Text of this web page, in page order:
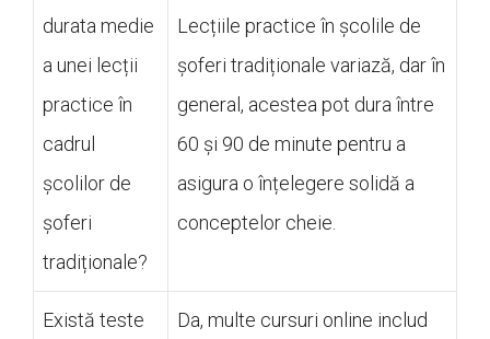
durata medie
a unei lecții
practice în
cadrul
școlilor de
șoferi
tradiționale?
Lecțiile practice în școlile de
șoferi tradiționale variază, dar în
general, acestea pot dura între
60 și 90 de minute pentru a
asigura o înțelegere solidă a
conceptelor cheie.
Există teste
Da, multe cursuri online includ